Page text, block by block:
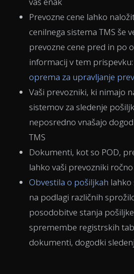
Prevozne cene lahko
cenilnega sistema TMS še
prevozne cene pred in po
informacij v tem prispevku:
oprema za upravljanje
Vaši prevozniki, ki nimajo
sistemov za sledenje
neposredno vnašajo
TMS
Dokumenti, kot so POD,
lahko vaši prevozniki ročno
Obvestila o pošiljkah lahko
na podlagi različnih
posodobitve stanja
spremembe registrskih
dokumenti, dogodki